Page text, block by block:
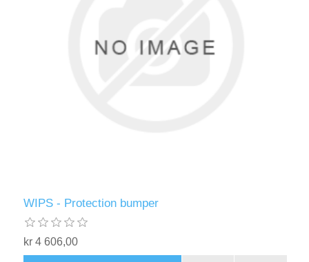
WIPS - Protection bumper
kr 4 606,00